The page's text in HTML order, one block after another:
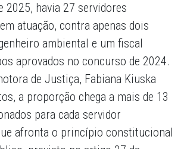
2025, havia 27 servidores
atuação, contra apenas dois
ambiental e um fiscal
aprovados no concurso de 2024.
de Justiça, Fabiana Kiuska
a proporção chega a mais de 13
para cada servidor
afronta o princípio constitucional